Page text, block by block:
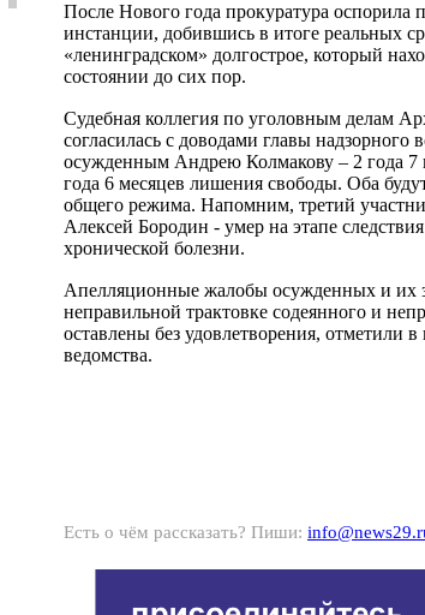
После Нового года прокуратура оспорила
инстанции, добившись в итоге реальных
«ленинградском» долгострое, который
состоянии до сих пор.
Судебная коллегия по уголовным делам
согласилась с доводами главы надзорного
осужденным Андрею Колмакову – 2 года
года 6 месяцев лишения свободы. Оба
общего режима. Напомним, третий
Алексей Бородин - умер на этапе следствия
хронической болезни.
Апелляционные жалобы осужденных и их
неправильной трактовке содеянного и
оставлены без удовлетворения, отметили
ведомства.
Есть о чём рассказать? Пиши: